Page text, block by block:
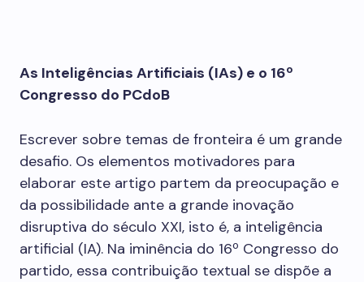
As Inteligências Artificiais (IAs) e o 16º
Congresso do PCdoB
Escrever sobre temas de fronteira é um grande
desafio. Os elementos motivadores para
elaborar este artigo partem da preocupação e
da possibilidade ante a grande inovação
disruptiva do século XXI, isto é, a inteligência
artificial (IA). Na iminência do 16º Congresso do
partido, essa contribuição textual se dispõe a